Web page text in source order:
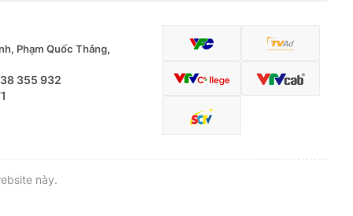
Phạm Quốc Thắng,
355 932
này.